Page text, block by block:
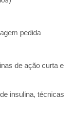
pedida
de ação curta e
insulina, técnicas